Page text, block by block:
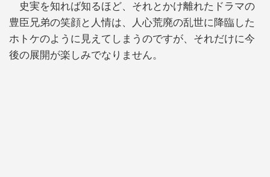
史実を知れば知るほど、それとかけ離れたドラマの
豊臣兄弟の笑顔と人情は、人心荒廃の乱世に降臨した
ホトケのように見えてしまうのですが、それだけに今
後の展開が楽しみでなりません。